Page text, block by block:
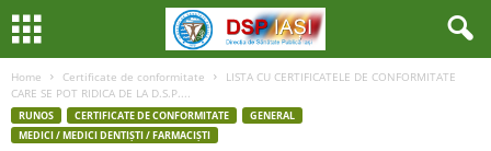
Home Certificate de conformitate
LISTA CU CERTIFICATELE DE CONFORMITATE
CARE SE POT RIDICA DE LA D.S.P....
RUNOS CERTIFICATE DE CONFORMITATE
GENERAL
MEDICI / MEDICI DENTIȘTI / FARMACIȘTI